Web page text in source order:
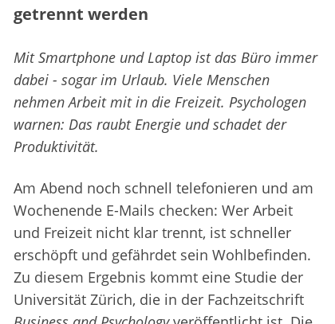
getrennt werden
Mit Smartphone und Laptop ist das Büro immer
dabei - sogar im Urlaub. Viele Menschen
nehmen Arbeit mit in die Freizeit. Psychologen
warnen: Das raubt Energie und schadet der
Produktivität.
Am Abend noch schnell telefonieren und am
Wochenende E-Mails checken: Wer Arbeit
und Freizeit nicht klar trennt, ist schneller
erschöpft und gefährdet sein Wohlbefinden.
Zu diesem Ergebnis kommt eine Studie der
Universität Zürich, die in der Fachzeitschrift